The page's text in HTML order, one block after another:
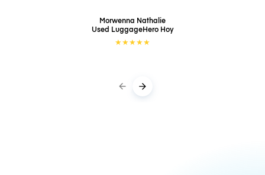
Morwenna Nathalie
Used LuggageHero Hoy
★★★★★